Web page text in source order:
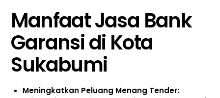
Manfaat Jasa Bank
Garansi di Kota
Sukabumi
Meningkatkan Peluang Menang Tender: